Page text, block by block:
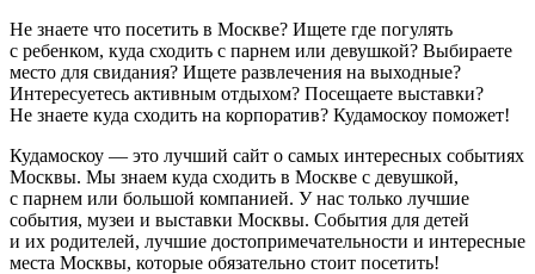
Не знаете что посетить в Москве? Ищете где погулять
с ребенком, куда сходить с парнем или девушкой? Выбираете
место для свидания? Ищете развлечения на выходные?
Интересуетесь активным отдыхом? Посещаете выставки?
Не знаете куда сходить на корпоратив? Кудамоскоу поможет!
Кудамоскоу — это лучший сайт о самых интересных событиях
Москвы. Мы знаем куда сходить в Москве с девушкой,
с парнем или большой компанией. У нас только лучшие
события, музеи и выставки Москвы. События для детей
и их родителей, лучшие достопримечательности и интересные
места Москвы, которые обязательно стоит посетить!